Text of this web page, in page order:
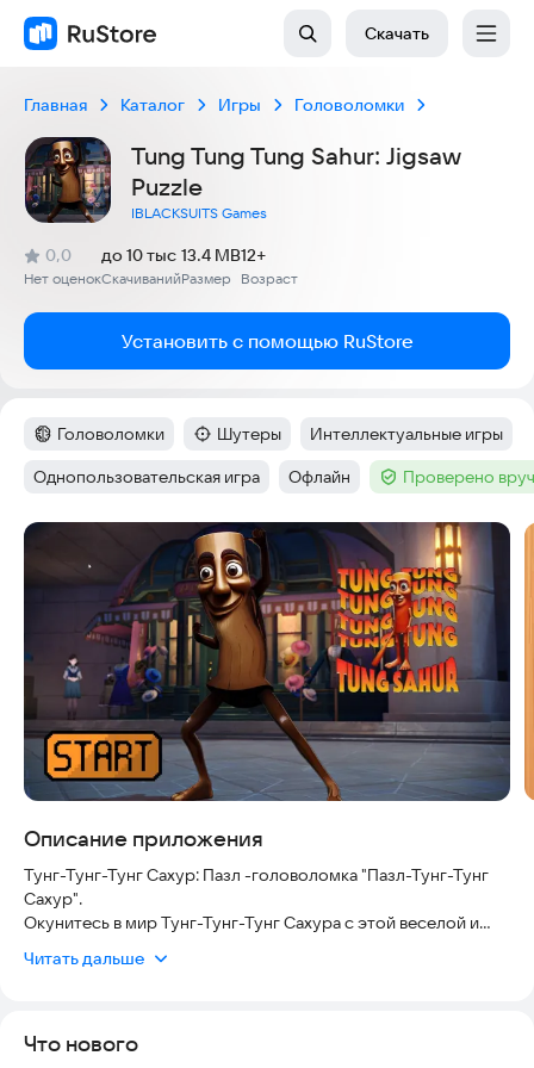
Скачать
Главная Каталог Игры Головоломки
Tung Tung Tung Sahur: Jigsaw
Puzzle
IBLACKSUITS Games
Рейтинг:
0,0
(
Нет оценок
)
Скачиваний
до 10 тыс
Размер
13.4 MB
Возраст
12+
Установить с помощью RuStore
Категория:
Головоломки Категория:
Шутеры Тег:
Интеллектуальные игры
Тег:
Однопользовательская игра Тег:
Офлайн Тег :Проверено
Скриншоты
Описание приложения
Тунг-Тунг-Тунг Сахур: Пазл -головоломка "Пазл-Тунг-Тунг
Сахур".
Окунитесь в мир Тунг-Тунг-Тунг Сахура с этой веселой и
получите удовольствие от решения головоломок с
головоломок или фанатом Tung Tung Tung Sahur, эта игра
Читать дальше
Что нового